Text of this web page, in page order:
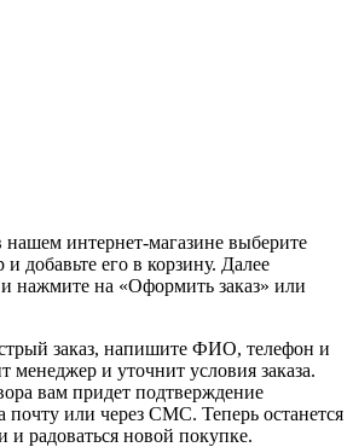
нашем интернет-магазине выберите
добавьте его в корзину. Далее
нажмите на «Оформить заказ» или
заказ, напишите ФИО, телефон и
менеджер и уточнит условия заказа.
вам придет подтверждение
почту или через СМС. Теперь останется
и радоваться новой покупке.